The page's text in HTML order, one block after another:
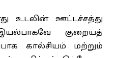
உடலின் ஊட்டச்சத்து
குறையத்
கால்சியம் மற்றும்